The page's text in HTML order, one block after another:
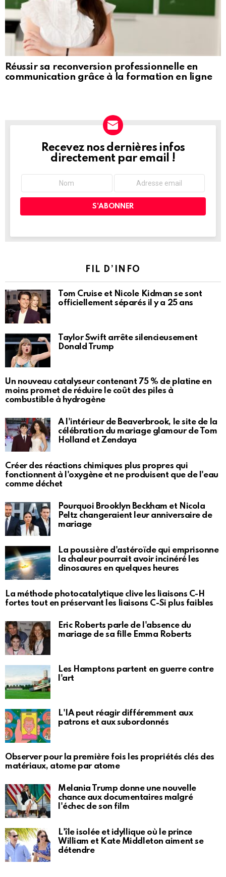
Réussir sa reconversion professionnelle en
communication grâce à la formation en ligne
NEWSLETTER
Recevez nos dernières infos
directement par email !
FIL D’INFO
Tom Cruise et Nicole Kidman se sont
officiellement séparés il y a 25 ans
Taylor Swift arrête silencieusement
Donald Trump
Un nouveau catalyseur contenant 75 % de platine en
moins promet de réduire le coût des piles à
combustible à hydrogène
À l'intérieur de Beaverbrook, le site de la
célébration du mariage glamour de Tom
Holland et Zendaya
Créer des réactions chimiques plus propres qui
fonctionnent à l'oxygène et ne produisent que de l'eau
comme déchet
Pourquoi Brooklyn Beckham et Nicola
Peltz changeraient leur anniversaire de
mariage
La poussière d'astéroïde qui emprisonne
la chaleur pourrait avoir incinéré les
dinosaures en quelques heures
La méthode photocatalytique clive les liaisons C-H
fortes tout en préservant les liaisons C-Si plus faibles
Eric Roberts parle de l'absence du
mariage de sa fille Emma Roberts
Les Hamptons partent en guerre contre
l'art
L'IA peut réagir différemment aux
patrons et aux subordonnés
Observer pour la première fois les propriétés clés des
matériaux, atome par atome
Melania Trump donne une nouvelle
chance aux documentaires malgré
l'échec de son film
L'île isolée et idyllique où le prince
William et Kate Middleton aiment se
détendre